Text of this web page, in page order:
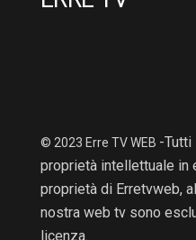
© 2023 Erre TV WEB -Tutti
proprietà intellettuale in
proprietà di Erretvweb,
nostra web tv sono
licenza.